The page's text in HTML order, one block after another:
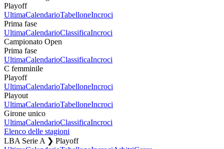
Playoff
UltimaCalendarioTabelloneIncroci
Prima fase
UltimaCalendarioClassificaIncroci
Campionato Open
Prima fase
UltimaCalendarioClassificaIncroci
C femminile
Playoff
UltimaCalendarioTabelloneIncroci
Playout
UltimaCalendarioTabelloneIncroci
Girone unico
UltimaCalendarioClassificaIncroci
Elenco delle stagioni
LBA Serie A ❯ Playoff